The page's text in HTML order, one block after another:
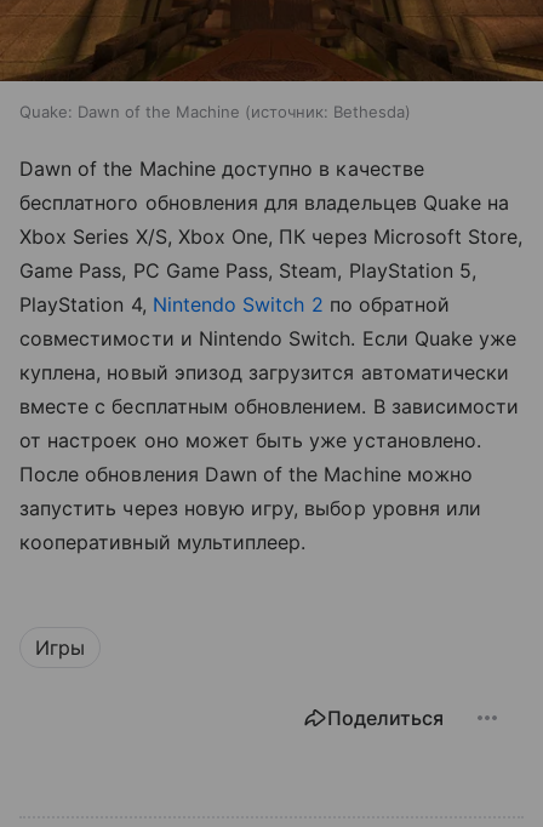
Quake: Dawn of the Machine источник: Bethesda
Dawn of the Machine доступно в качестве
бесплатного обновления для владельцев Quake на
Xbox Series X/S, Xbox One, ПК через Microsoft Store,
Game Pass, PC Game Pass, Steam, PlayStation 5,
PlayStation 4, Nintendo Switch 2 по обратной
совместимости и Nintendo Switch. Если Quake уже
куплена, новый эпизод загрузится автоматически
вместе с бесплатным обновлением. В зависимости
от настроек оно может быть уже установлено.
После обновления Dawn of the Machine можно
запустить через новую игру, выбор уровня или
кооперативный мультиплеер.
Игры
Поделиться